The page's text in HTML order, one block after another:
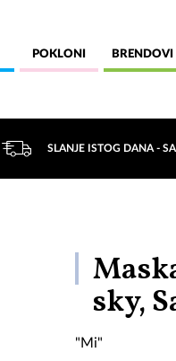
POKLONI BRENDOVI
SLANJE ISTOG DANA -
sky,
"Mi"